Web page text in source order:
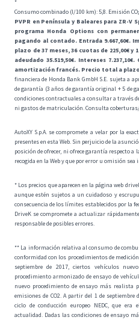
*
Consumo combinado (l/100 km): 5,8. Emisión
PVPR en Península y Baleares para ZR-V
programa Honda Options con
pagando al contado. Entrada 9.667,60€.
plazo de 37 meses, 36 cuotas de 225,00€
adeudado 35.519,50€. Intereses
amortización francés. Precio total a plazos
financiera de Honda Bank GmbH S.E. sujeta a
de garantía (3 años de garantía original + 5 de
condiciones contractuales a consultar a través
ni gastos de matriculación. Consulta
AutoXY S.p.A. se compromete a velar por la
presentes en esta Web. Sin perjuicio de la
posición de ofrecer, ni ofrece garantía respecto
recogida en la Web y que por error u omisión
* Los precios que aparecen en la página web
aunque estén sujetos a un cuidadoso y
consecuencia de los límites establecidos por la
DriveK se compromete a actualizar
responsable de posibles errores.
** La información relativa al consumo de
conformidad con los procedimientos de
septiembre de 2017, ciertos vehículos
procedimiento armonizado de ensayo de
nuevo procedimiento de ensayo más
emisiones de CO2. A partir del 1 de
ciclo de conducción europeo NEDC, que
actualidad. Dadas las condiciones de ensayo